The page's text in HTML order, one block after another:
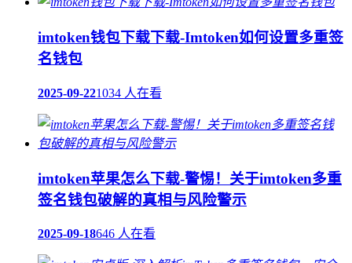
imtoken钱包下载下载-Imtoken如何设置多重签
名钱包
2025-09-221034 人在看
imtoken苹果怎么下载-警惕！关于imtoken多重
签名钱包破解的真相与风险警示
2025-09-18646 人在看